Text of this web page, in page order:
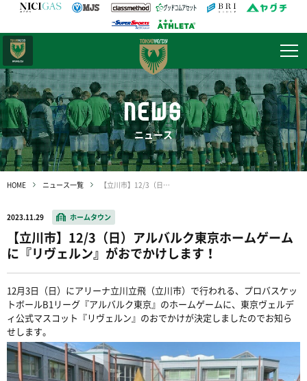
NEWS
ニュース
HOME ニュース一覧 【立川市】12/3（日）アルバルク東京ホームゲームに『リヴェルン』がおでかけします！
2023.11.29 ホームタウン
【立川市】12/3（日）アルバルク東京ホームゲーム
に『リヴェルン』がおでかけします！
12月3日（日）にアリーナ立川立飛（立川市）で行われる、プロバスケッ
トボールB1リーグ『アルバルク東京』のホームゲームに、東京ヴェルデ
ィ公式マスコット『リヴェルン』のおでかけが決定しましたのでお知ら
せします。